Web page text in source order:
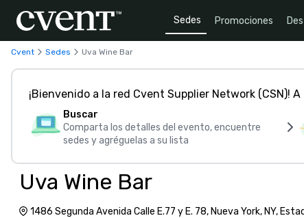
Sedes Promociones
Cvent Sedes Uva Wine Bar
¡Bienvenido a la red Cvent Supplier Network (CSN)!
Buscar
Comparta los detalles del evento, encuentre
sedes y agréguelas a su lista
Uva Wine Bar
1486 Segunda Avenida Calle E.77 y E. 78, Nueva York, NY,